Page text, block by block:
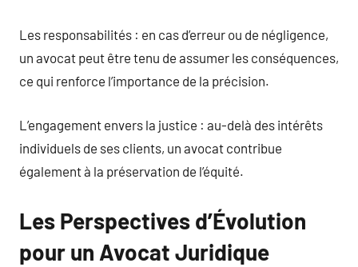
Les responsabilités : en cas d’erreur ou de négligence,
un avocat peut être tenu de assumer les conséquences,
ce qui renforce l’importance de la précision.
L’engagement envers la justice : au-delà des intérêts
individuels de ses clients, un avocat contribue
également à la préservation de l’équité.
Les Perspectives d’Évolution
pour un Avocat Juridique